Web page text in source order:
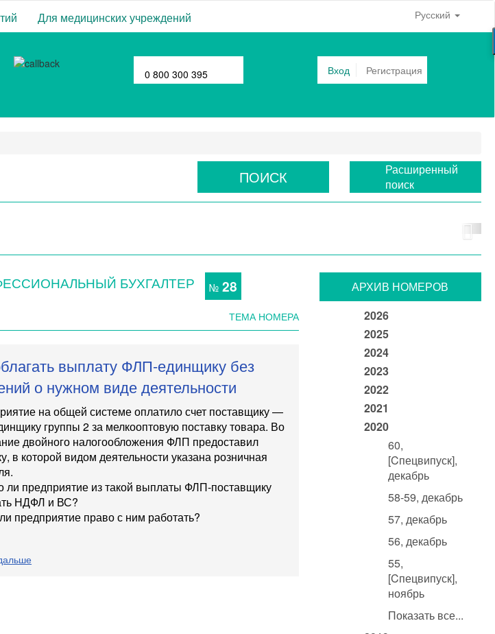
Для медицинских учреждений Русский
0 800 300 395 Вход Регистрация
ПОИСК
Расширенный
поиск
БУХГАЛТЕР № 28
ТЕМА НОМЕРА
выплату ФЛП-единщику без
о нужном виде деятельности
на общей системе оплатило счет поставщику —
группы 2 за мелкооптовую поставку товара. Во
двойного налогообложения ФЛП предоставил
в которой видом деятельности указана розничная
ли предприятие из такой выплаты ФЛП-поставщику
НДФЛ и ВС?
предприятие право с ним работать?
АРХИВ НОМЕРОВ
2026
2025
2024
2023
2022
2021
2020
60,
[Cпецвипуск],
декабрь
58-59, декабрь
57, декабрь
56, декабрь
55,
[Cпецвипуск],
ноябрь
Показать все...